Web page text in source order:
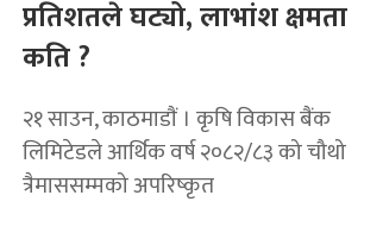
प्रतिशतले घट्यो, लाभांश क्षमता
कति ?
२१ साउन, काठमाडाैं । कृषि विकास बैंक
लिमिटेडले आर्थिक वर्ष २०८२/८३ को चौथो
त्रैमाससम्मको अपरिष्कृत